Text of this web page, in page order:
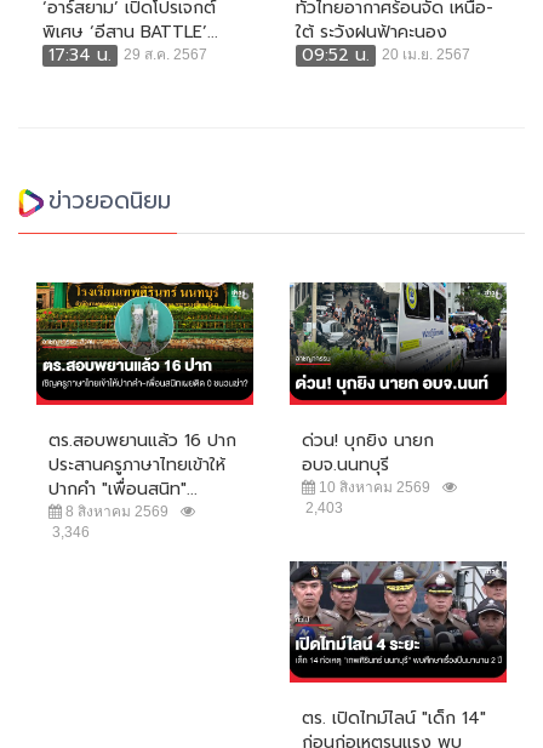
‘อาร์สยาม’ เปิดโปรเจกต์
พิเศษ ‘อีสาน BATTLE’...
17:34 น.
29 ส.ค. 2567
ทั่วไทยอากาศร้อนจัด เหนือ-
ใต้ ระวังฝนฟ้าคะนอง
09:52 น.
20 เม.ย. 2567
ข่าวยอดนิยม
ตร.สอบพยานแล้ว 16 ปาก
ประสานครูภาษาไทยเข้าให้
ปากคำ "เพื่อนสนิท"...
8 สิงหาคม 2569
3,346
ด่วน! บุกยิง นายก
อบจ.นนทบุรี
10 สิงหาคม 2569
2,403
ตร. เปิดไทม์ไลน์ "เด็ก 14"